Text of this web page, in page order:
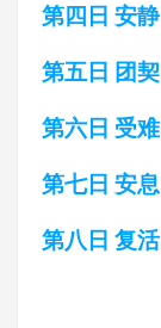
第四日 安静
第五日 团契
第六日 受难
第七日 安息
第八日 复